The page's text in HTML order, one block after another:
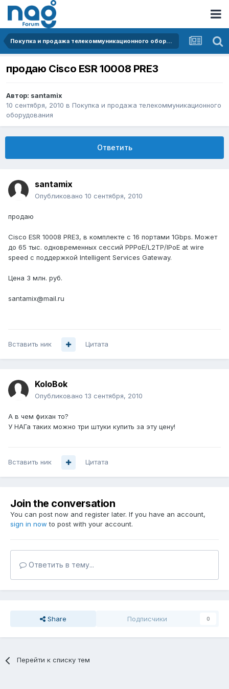
Покупка и продажа телекоммуникационного оборудования
продаю Cisco ESR 10008 PRE3
Автор: santamix
10 сентября, 2010 в Покупка и продажа телекоммуникационного
оборудования
Ответить
santamix
Опубликовано 10 сентября, 2010
продаю
Cisco ESR 10008 PRE3, в комплекте с 16 портами 1Gbps. Может
до 65 тыс. одновременных сессий PPPoE/L2TP/IPoE at wire
speed с поддержкой Intelligent Services Gateway.
Цена 3 млн. руб.
santamix@mail.ru
Вставить ник Цитата
KoloBok
Опубликовано 13 сентября, 2010
А в чем фихан то?
У НАГа таких можно три штуки купить за эту цену!
Вставить ник Цитата
Join the conversation
You can post now and register later. If you have an account,
sign in now to post with your account.
Ответить в тему...
Share Подписчики 0
Перейти к списку тем